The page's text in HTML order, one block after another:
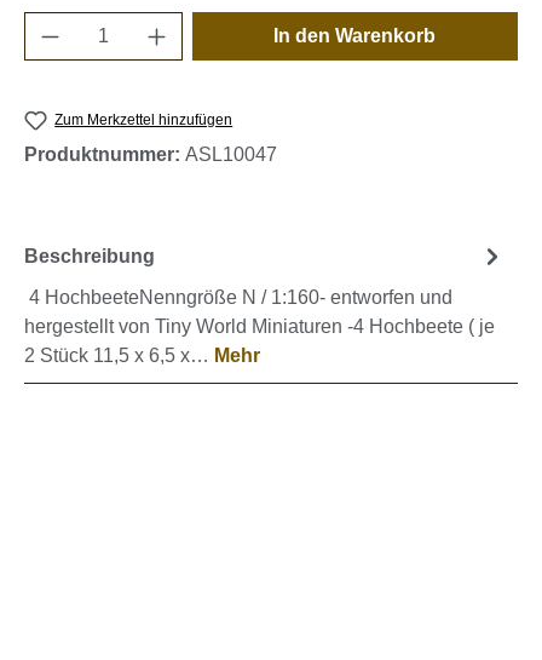
Produkt Anzahl: Gib den gewünschten
In den Warenkorb
Zum Merkzettel hinzufügen
Produktnummer: ASL10047
Beschreibung
4 HochbeeteNenngröße N / 1:160- entworfen und
hergestellt von Tiny World Miniaturen -4 Hochbeete ( je
2 Stück 11,5 x 6,5 x… Mehr